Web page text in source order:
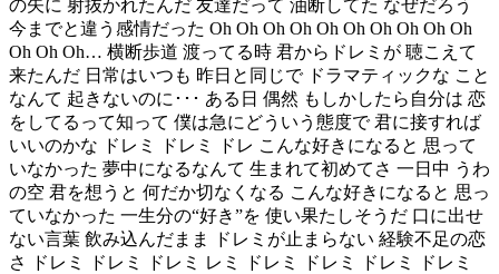
の矢に 射抜かれたんだ 友達だって 油断してた なぜだろう
今までと違う感情だった Oh Oh Oh Oh Oh Oh Oh Oh Oh Oh
Oh Oh Oh… 横断歩道 渡ってる時 君からドレミが 聴こえて
来たんだ 日常はいつも 昨日と同じで ドラマティックな こと
なんて 起きないのに･･･ ある日 偶然 もしかしたら自分は 恋
をしてるって知って 僕は急にどういう態度で 君に接すれば
いいのかな ドレミ ドレミ ドレ こんな好きになると 思って
いなかった 夢中になるなんて 生まれて初めてさ 一日中 うわ
の空 君を想うと 何だか切なくなる こんな好きになると 思っ
ていなかった 一生分の“好き”を 使い果たしそうだ 口に出せ
ない言葉 飲み込んだまま ドレミが止まらない 経験不足の恋
さ ドレミ ドレミ ドレミ レミ ドレミ ドレミ ドレミ ドレミ